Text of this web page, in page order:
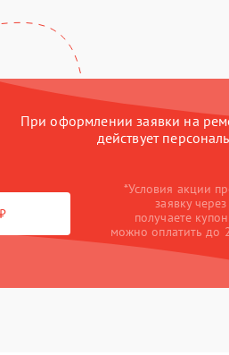
При оформлении заявки на
действует
*Условия акции
заявку
получаете
можно оплатить до